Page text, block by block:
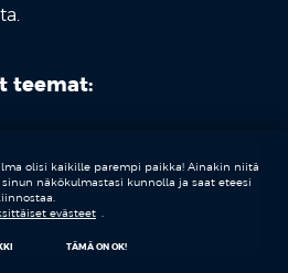
teemat:
TARKISTUS
VASTUU
olisi kaikille parempi paikka! Ainakin niitä
näkökulmastasi kunnolla ja saat eteesi
evästeet
TÄMÄ ON OK!